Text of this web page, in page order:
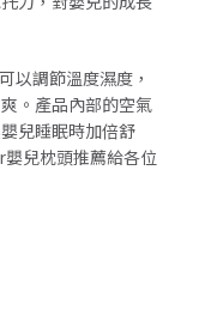
以調節溫度濕度，
。產品內部的空氣
兒睡眠時加倍舒
兒枕頭推薦給各位